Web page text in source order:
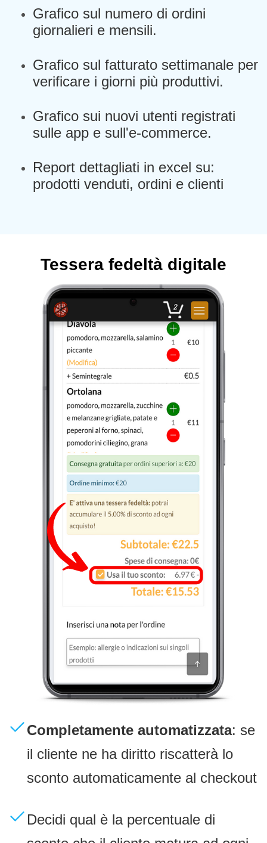
Grafico sul numero di ordini
giornalieri e mensili.
Grafico sul fatturato settimanale per
verificare i giorni più produttivi.
Grafico sui nuovi utenti registrati
sulle app e sull'e-commerce.
Report dettagliati in excel su:
prodotti venduti, ordini e clienti
Tessera fedeltà digitale
Completamente automatizzata: se
il cliente ne ha diritto riscatterà lo
sconto automaticamente al checkout
Decidi qual è la percentuale di